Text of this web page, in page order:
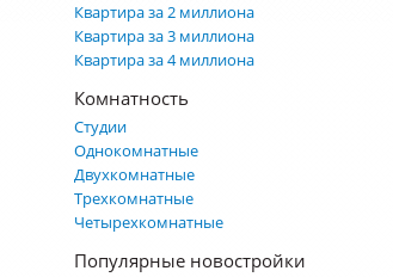
Квартира за 2 миллиона
Квартира за 3 миллиона
Квартира за 4 миллиона
Комнатность
Студии
Однокомнатные
Двухкомнатные
Трехкомнатные
Четырехкомнатные
Популярные новостройки